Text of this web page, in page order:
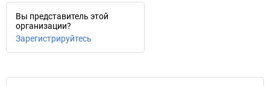
Вы представитель этой
организации?
Зарегистрируйтесь